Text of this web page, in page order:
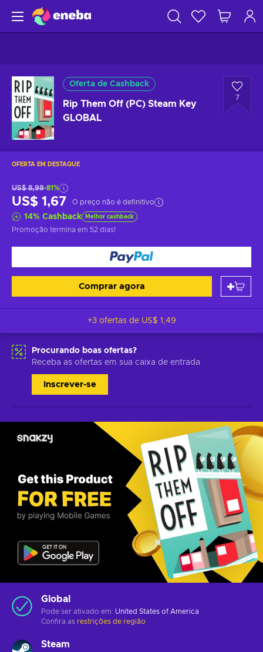
Oferta de Cashback
Rip Them Off (PC) Steam Key
GLOBAL
7
OFERTA EM DESTAQUE
US$ 8,99-81%
US$ 1,67 O preço não é definitivo
14% Cashback Melhor cashback
Promoção termina em 52 dias!
Comprar agora
+3 ofertas de US$ 1,49
Procurando boas ofertas?
Receba as ofertas em sua caixa de entrada
Inscrever-se
Global
Pode ser ativado em: United States of America
Confira as restrições de região
Steam